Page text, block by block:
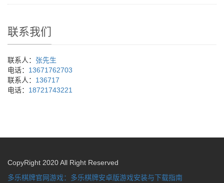
联系我们
联系人： 张先生
电话： 13671762703
联系人： 136717
电话： 18721743221
CopyRight 2020 All Right Reserved
多乐棋牌官网游戏：多乐棋牌安卓版游戏安装与下载指南